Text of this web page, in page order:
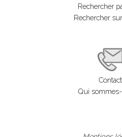
Rechercher
Rechercher
Contact
Qui